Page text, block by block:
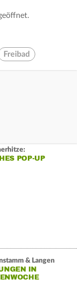
Freibad
POP-UP
& Langen
IN